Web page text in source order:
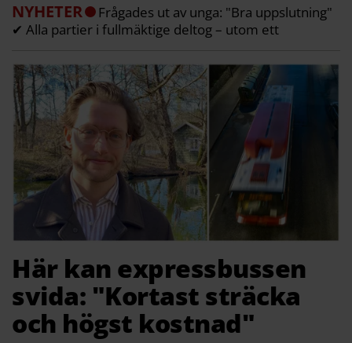
NYHETER
Frågades ut av unga: "Bra uppslutning"
✔ Alla partier i fullmäktige deltog – utom ett
Här kan expressbussen
svida: "Kortast sträcka
och högst kostnad"